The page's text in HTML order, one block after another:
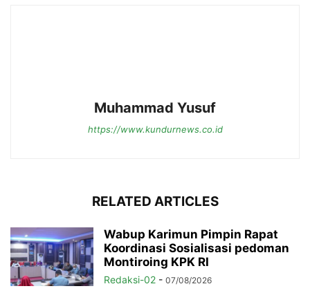
Muhammad Yusuf
https://www.kundurnews.co.id
RELATED ARTICLES
Wabup Karimun Pimpin Rapat
Koordinasi Sosialisasi pedoman
Montiroing KPK RI
Redaksi-02 - 07/08/2026